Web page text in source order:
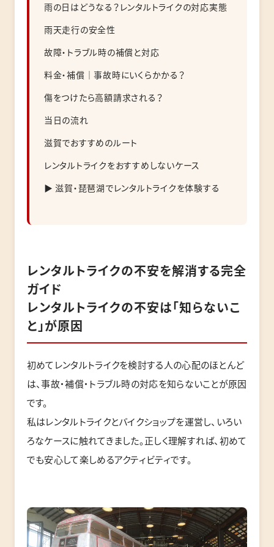
雨の日はどうなる？レンタルトライクの対応実態
雨天走行の安全性
故障・トラブル時の補償と対応
料金・補償｜事故時にいくらかかる？
傷をつけたら高額請求される？
当日の流れ
滋賀でおすすめのルート
レンタルトライクをおすすめしないケース
▶ 滋賀・琵琶湖でレンタルトライクを体験する
レンタルトライクの不安を解消する完全
ガイド
レンタルトライクの不安は「知らないこ
と」が原因
初めてレンタルトライクを検討する人の心配のほとんど
は、事故・補償・トラブル時の対応を知らないことが原因
です。
私はレンタルトライクとバイクショップを運営し、いろい
ろなケースに触れてきました。正しく理解すれば、初めて
でも安心して楽しめるアクティビティです。